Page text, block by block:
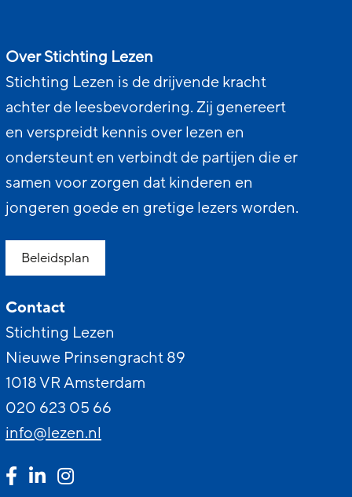
Over Stichting Lezen
Stichting Lezen is de drijvende kracht
achter de leesbevordering. Zij genereert
en verspreidt kennis over lezen en
ondersteunt en verbindt de partijen die er
samen voor zorgen dat kinderen en
jongeren goede en gretige lezers worden.
Beleidsplan
Contact
Stichting Lezen
Nieuwe Prinsengracht 89
1018 VR Amsterdam
020 623 05 66
info@lezen.nl